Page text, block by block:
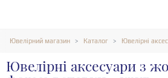
Ювелірний магазин Каталог Ювелірні
Ювелірні аксесуари з